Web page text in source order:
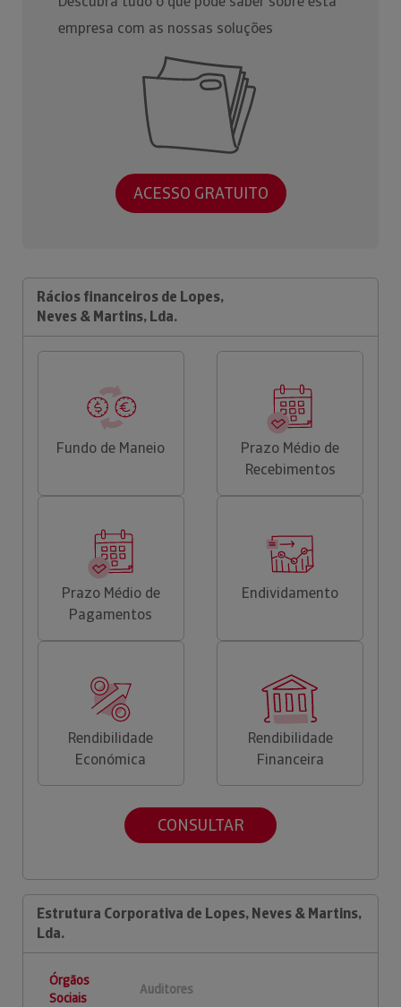
empresa com as nossas soluções
ACESSO GRATUITO
Rácios financeiros de Lopes,
Neves & Martins, Lda.
Fundo de Maneio
Prazo Médio de
Recebimentos
Prazo Médio de
Pagamentos
Endividamento
Rendibilidade
Económica
Rendibilidade
Financeira
CONSULTAR
Estrutura Corporativa de Lopes, Neves & Martins,
Lda.
Órgãos
Sociais
Auditores